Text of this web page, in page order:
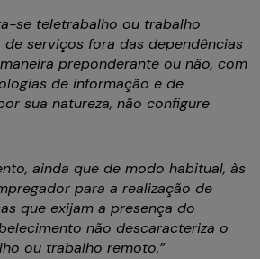
se teletrabalho ou trabalho
serviços fora das dependências
preponderante ou não, com
de informação e de
sua natureza, não configure
ainda que de modo habitual, às
para a realização de
que exijam a presença do
não descaracteriza o
ou trabalho remoto.”